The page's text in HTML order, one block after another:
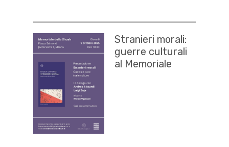
Stranieri morali:
guerre culturali
al Memoriale